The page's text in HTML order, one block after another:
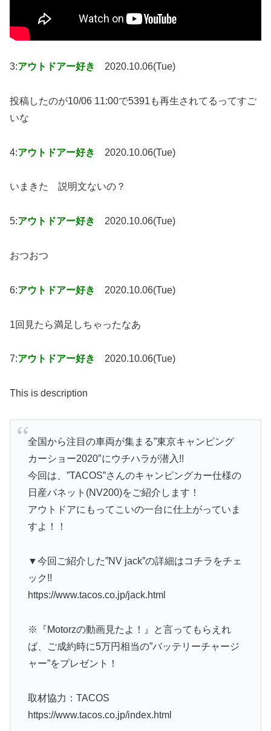
3:アウトドアー好き 2020.10.06(Tue)
投稿したのが10/06 11:00で5391も再生されてるってすご
いな
4:アウトドアー好き 2020.10.06(Tue)
いまきた 説明文ないの？
5:アウトドアー好き 2020.10.06(Tue)
おつおつ
6:アウトドアー好き 2020.10.06(Tue)
1回見たら満足しちゃったなあ
7:アウトドアー好き 2020.10.06(Tue)
This is description
全国から注目の車両が集まる”東京キャンピング
カーショー2020″にウチハラが潜入!!
今回は、”TACOS”さんのキャンピングカー仕様の
日産バネット(NV200)をご紹介します！
アウトドアにもってこいの一台に仕上がっていま
すよ！！
▼今回ご紹介した”NV jack”の詳細はコチラをチェ
ック!!
https://www.tacos.co.jp/jack.html
※『Motorzの動画見たよ！』と言ってもらえれ
ば、ご成約時に5万円相当の”バッテリーチャージ
ャー”をプレゼント！
取材協力：TACOS
https://www.tacos.co.jp/index.html